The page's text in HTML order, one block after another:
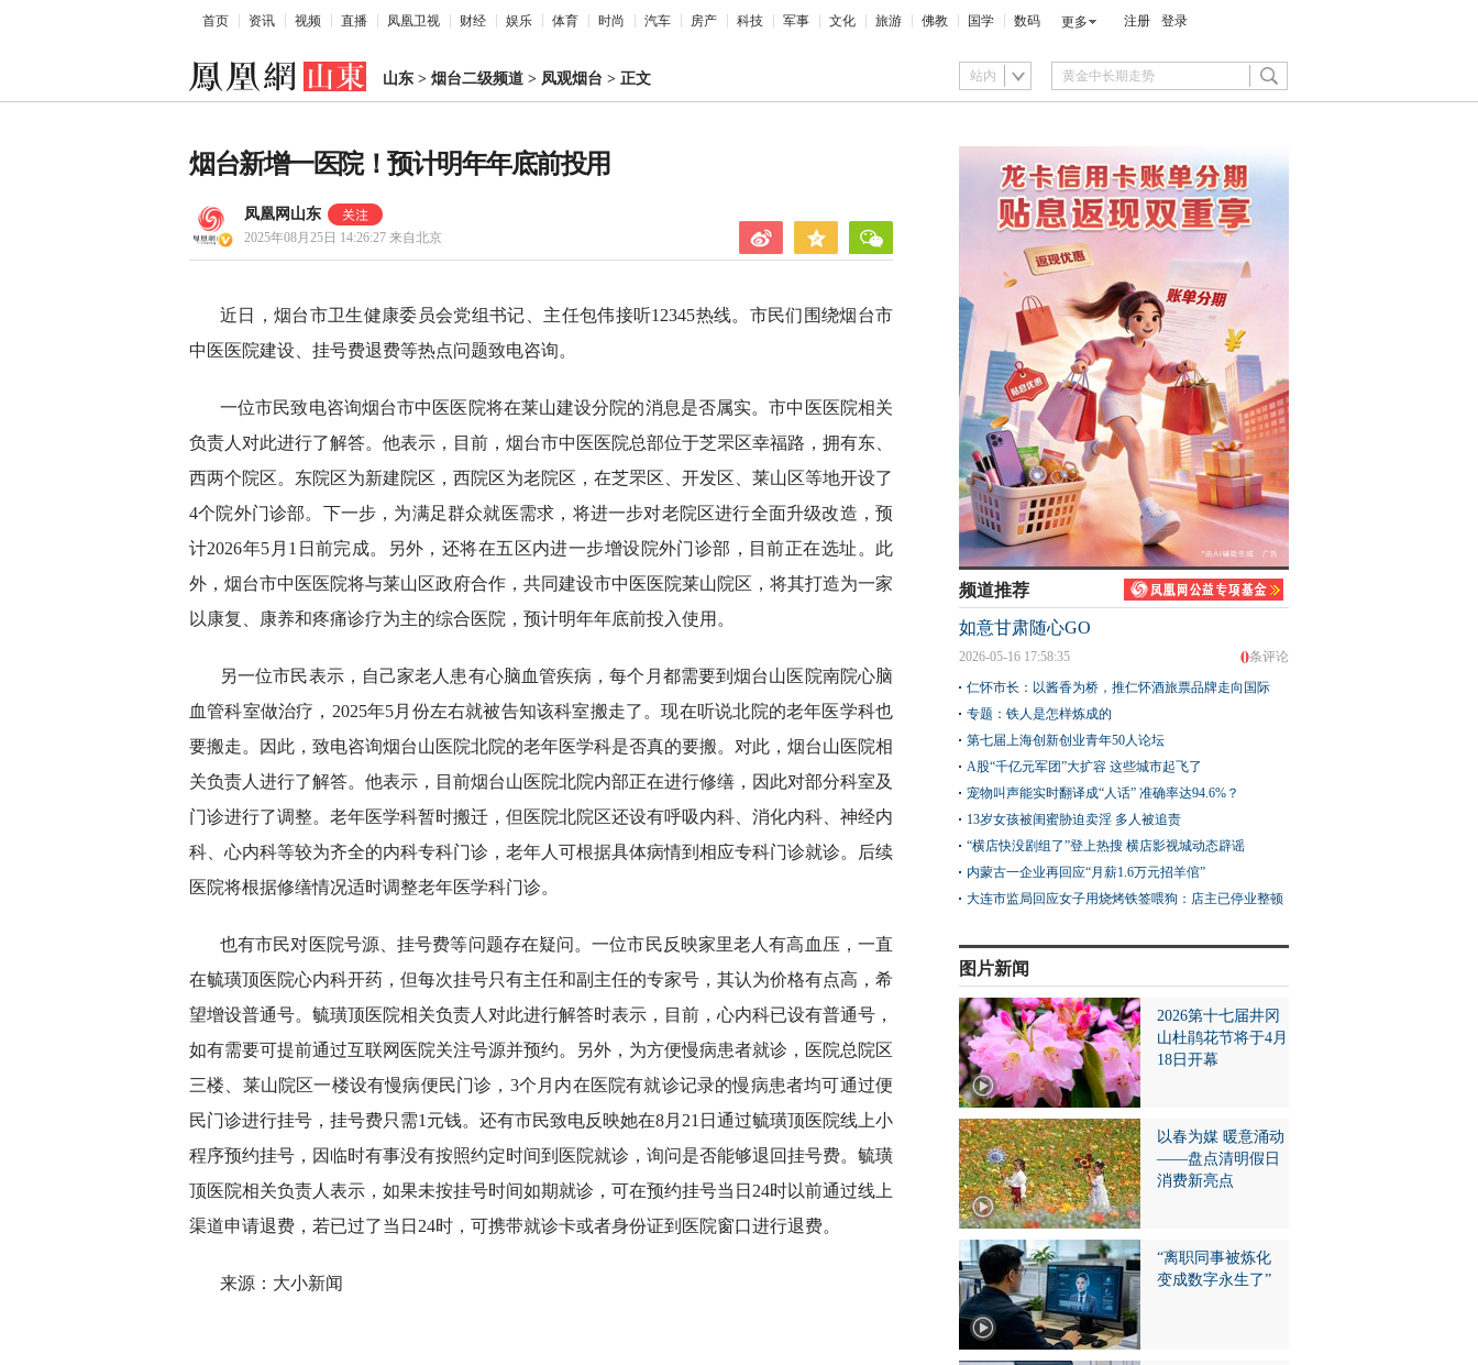
首页 资讯 视频 直播 凤凰卫视 财经 娱乐 体育 时尚 汽车 房产 科技 军事 文化 旅游 佛教 国学 数码 更多 注册 登录
山东 > 烟台二级频道 > 凤观烟台 > 正文 站内
烟台新增一医院！预计明年年底前投用
凤凰网山东
2025年08月25日 14:26:27 来自北京
近日，烟台市卫生健康委员会党组书记、主任包伟接听12345热线。市民们围绕烟台市
中医医院建设、挂号费退费等热点问题致电咨询。
一位市民致电咨询烟台市中医医院将在莱山建设分院的消息是否属实。市中医医院相关
负责人对此进行了解答。他表示，目前，烟台市中医医院总部位于芝罘区幸福路，拥有东、
西两个院区。东院区为新建院区，西院区为老院区，在芝罘区、开发区、莱山区等地开设了
4个院外门诊部。下一步，为满足群众就医需求，将进一步对老院区进行全面升级改造，预
计2026年5月1日前完成。另外，还将在五区内进一步增设院外门诊部，目前正在选址。此
外，烟台市中医医院将与莱山区政府合作，共同建设市中医医院莱山院区，将其打造为一家
以康复、康养和疼痛诊疗为主的综合医院，预计明年年底前投入使用。
另一位市民表示，自己家老人患有心脑血管疾病，每个月都需要到烟台山医院南院心脑
血管科室做治疗，2025年5月份左右就被告知该科室搬走了。现在听说北院的老年医学科也
要搬走。因此，致电咨询烟台山医院北院的老年医学科是否真的要搬。对此，烟台山医院相
关负责人进行了解答。他表示，目前烟台山医院北院内部正在进行修缮，因此对部分科室及
门诊进行了调整。老年医学科暂时搬迁，但医院北院区还设有呼吸内科、消化内科、神经内
科、心内科等较为齐全的内科专科门诊，老年人可根据具体病情到相应专科门诊就诊。后续
医院将根据修缮情况适时调整老年医学科门诊。
也有市民对医院号源、挂号费等问题存在疑问。一位市民反映家里老人有高血压，一直
在毓璜顶医院心内科开药，但每次挂号只有主任和副主任的专家号，其认为价格有点高，希
望增设普通号。毓璜顶医院相关负责人对此进行解答时表示，目前，心内科已设有普通号，
如有需要可提前通过互联网医院关注号源并预约。另外，为方便慢病患者就诊，医院总院区
三楼、莱山院区一楼设有慢病便民门诊，3个月内在医院有就诊记录的慢病患者均可通过便
民门诊进行挂号，挂号费只需1元钱。还有市民致电反映她在8月21日通过毓璜顶医院线上小
程序预约挂号，因临时有事没有按照约定时间到医院就诊，询问是否能够退回挂号费。毓璜
顶医院相关负责人表示，如果未按挂号时间如期就诊，可在预约挂号当日24时以前通过线上
渠道申请退费，若已过了当日24时，可携带就诊卡或者身份证到医院窗口进行退费。
来源：大小新闻
频道推荐
如意甘肃随心GO
0条评论
2026-05-16 17:58:35
仁怀市长：以酱香为桥，推仁怀酒旅票品牌走向国际
专题：铁人是怎样炼成的
第七届上海创新创业青年50人论坛
A股“千亿元军团”大扩容 这些城市起飞了
宠物叫声能实时翻译成“人话” 准确率达94.6%？
13岁女孩被闺蜜胁迫卖淫 多人被追责
“横店快没剧组了”登上热搜 横店影视城动态辟谣
内蒙古一企业再回应“月薪1.6万元招羊倌”
大连市监局回应女子用烧烤铁签喂狗：店主已停业整顿
图片新闻
2026第十七届井冈
山杜鹃花节将于4月
18日开幕
以春为媒 暖意涌动
——盘点清明假日
消费新亮点
“离职同事被炼化
变成数字永生了”